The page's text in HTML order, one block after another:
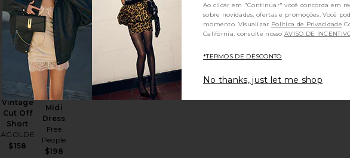
favoritoParker Long Short
Vendido 44
vezes nas
últimas 48
horas
Parker
Vintage
Cut Off
Short
AGOLDE
$158
favoritoParker Vintage Cut Off Short
Another
Season
Midi
Dress
Free
People
$198
favoritoAnother Season Midi Dress
Ao clicar em "Continuar" você concorda em
sobre novidades, ofertas e promoções. Você
momento. Visualizar Política de Privacidade Consumidores da
Califórnia, consulte nossoAVISO DE
*TERMOS DE DESCONTO
No thanks, just let me shop